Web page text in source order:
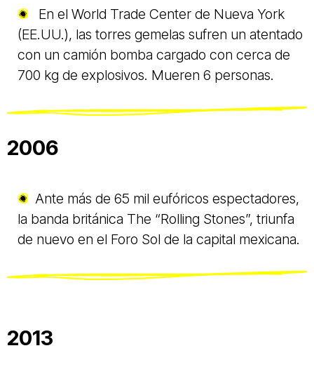
En el World Trade Center de Nueva York
(EE.UU.), las torres gemelas sufren un atentado
con un camión bomba cargado con cerca de
700 kg de explosivos. Mueren 6 personas.
2006
Ante más de 65 mil eufóricos espectadores,
la banda británica The “Rolling Stones”, triunfa
de nuevo en el Foro Sol de la capital mexicana.
2013